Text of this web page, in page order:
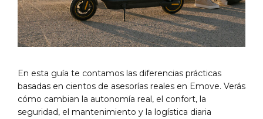
En esta guía te contamos las diferencias prácticas
basadas en cientos de asesorías reales en Emove. Verás
cómo cambian la autonomía real, el confort, la
seguridad, el mantenimiento y la logística diaria